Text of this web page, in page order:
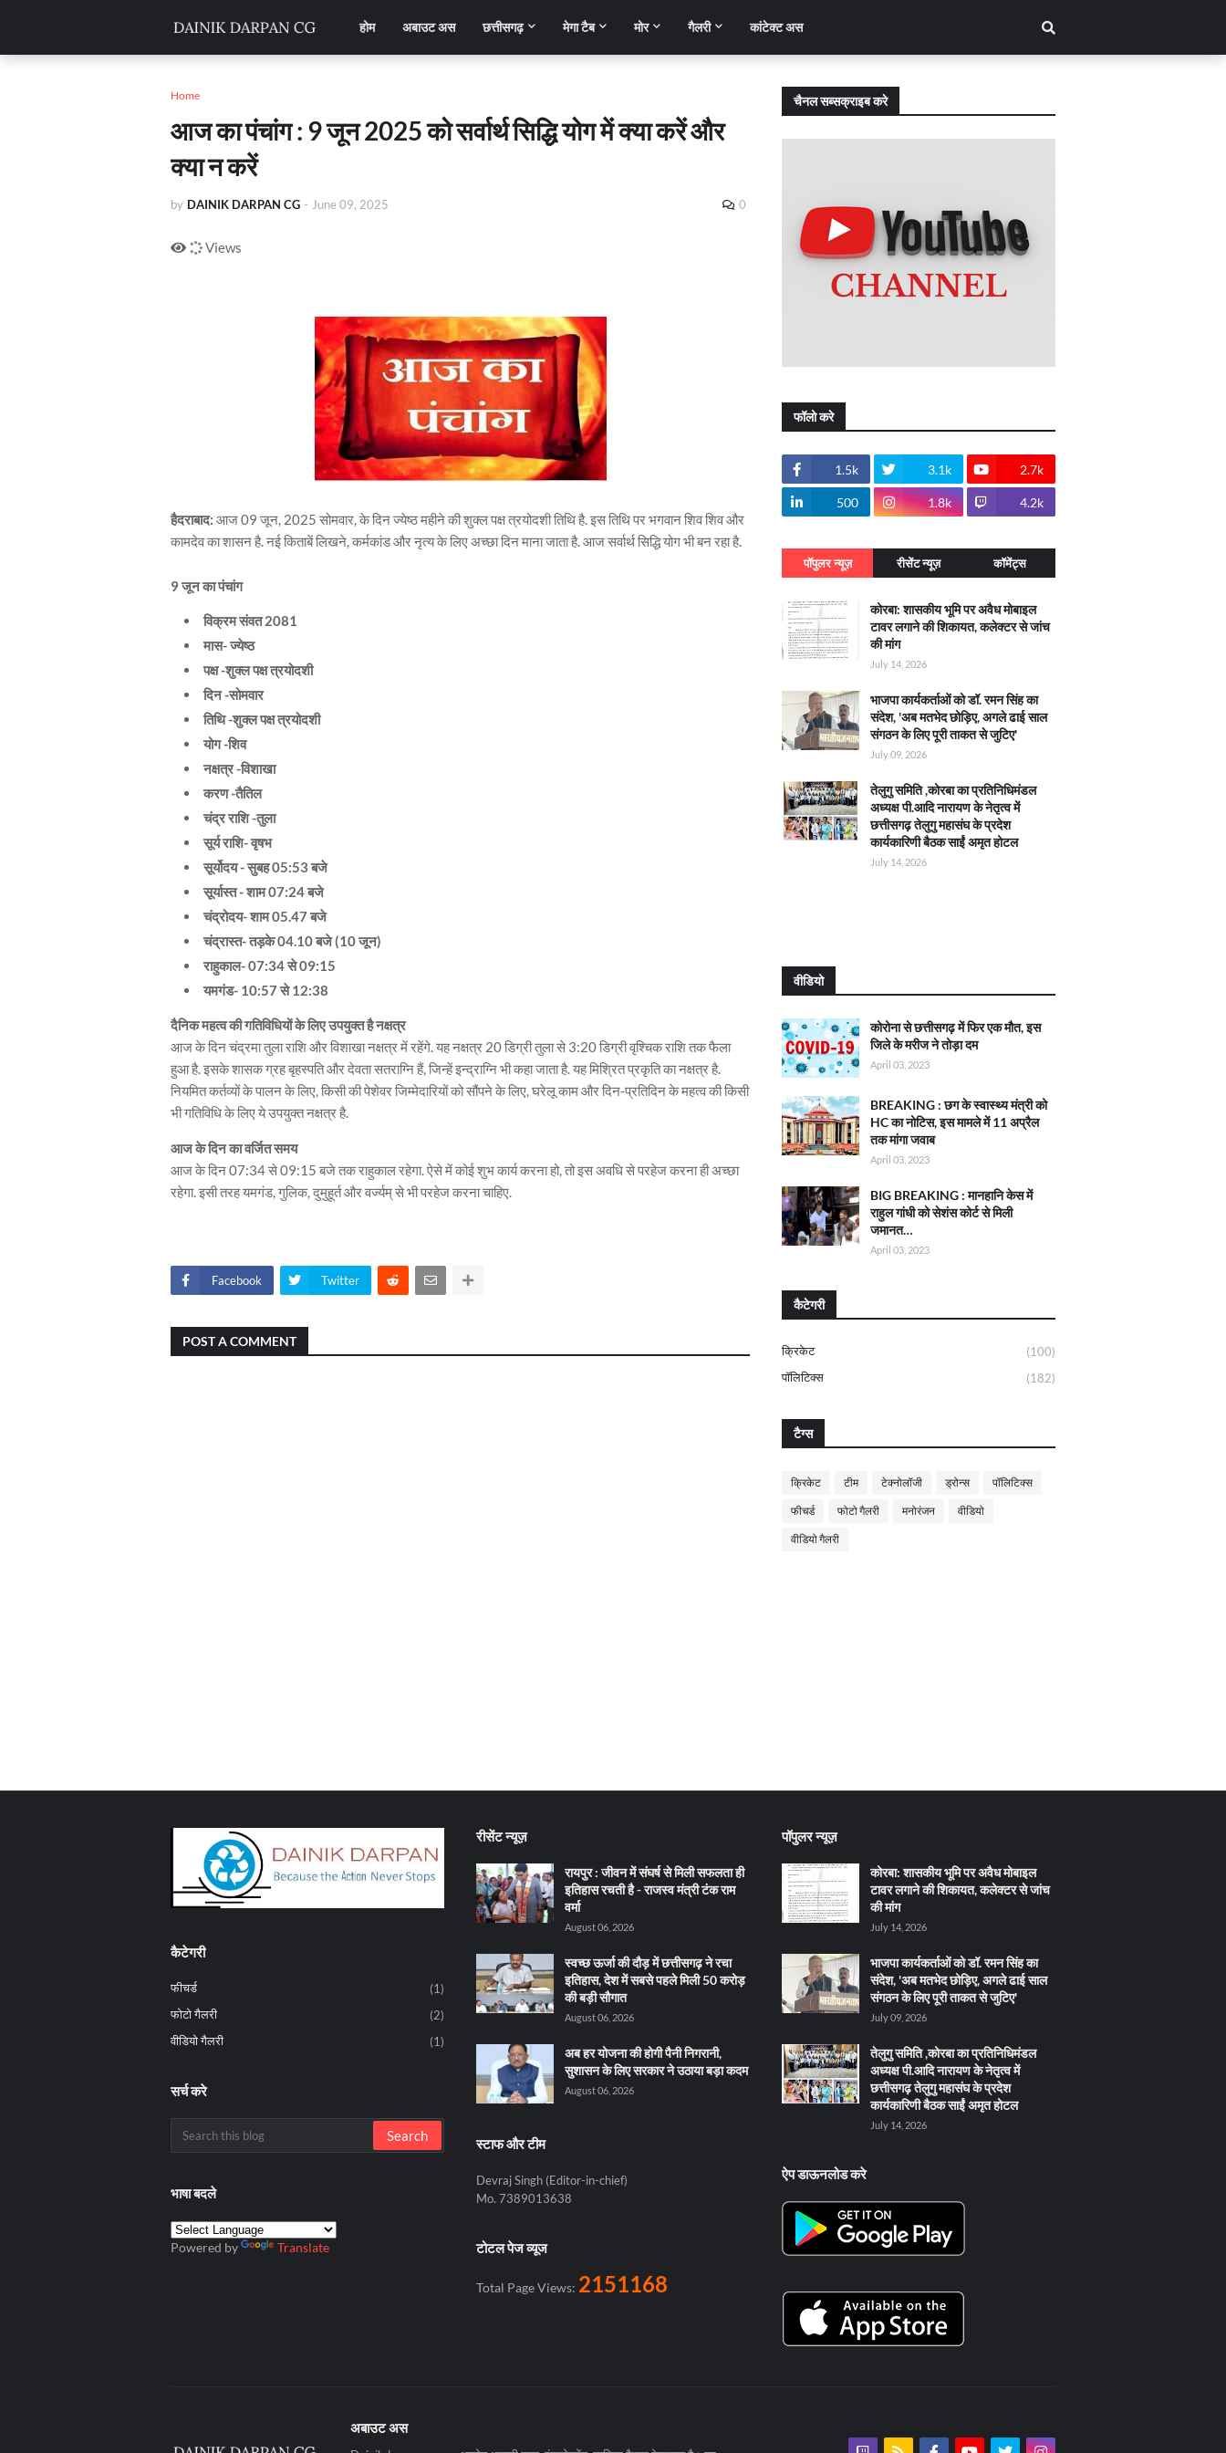
होम अबाउट अस छत्तीसगढ़ मेगा टैब मोर गैलरी कांटेक्ट अस
Home
आज का पंचांग : 9 जून 2025 को सर्वार्थ सिद्धि योग में क्या करें और
क्या न करें
by DAINIK DARPAN CG - June 09, 2025 0
Views
हैदराबाद: आज 09 जून, 2025 सोमवार, के दिन ज्येष्ठ महीने की शुक्ल पक्ष त्रयोदशी तिथि है. इस तिथि पर भगवान शिव शिव और
कामदेव का शासन है. नई किताबें लिखने, कर्मकांड और नृत्य के लिए अच्छा दिन माना जाता है. आज सर्वार्थ सिद्धि योग भी बन रहा है.
9 जून का पंचांग
विक्रम संवत 2081
मास- ज्येष्ठ
पक्ष -शुक्ल पक्ष त्रयोदशी
दिन -सोमवार
तिथि -शुक्ल पक्ष त्रयोदशी
योग -शिव
नक्षत्र -विशाखा
करण -तैतिल
चंद्र राशि -तुला
सूर्य राशि- वृषभ
सूर्योदय - सुबह 05:53 बजे
सूर्यास्त - शाम 07:24 बजे
चंद्रोदय- शाम 05.47 बजे
चंद्रास्त- तड़के 04.10 बजे (10 जून)
राहुकाल- 07:34 से 09:15
यमगंड- 10:57 से 12:38
दैनिक महत्व की गतिविधियों के लिए उपयुक्त है नक्षत्र
आज के दिन चंद्रमा तुला राशि और विशाखा नक्षत्र में रहेंगे. यह नक्षत्र 20 डिग्री तुला से 3:20 डिग्री वृश्चिक राशि तक फैला
हुआ है. इसके शासक ग्रह बृहस्पति और देवता सतराग्नि हैं, जिन्हें इन्द्राग्नि भी कहा जाता है. यह मिश्रित प्रकृति का नक्षत्र है.
नियमित कर्तव्यों के पालन के लिए, किसी की पेशेवर जिम्मेदारियों को सौंपने के लिए, घरेलू काम और दिन-प्रतिदिन के महत्व की किसी
भी गतिविधि के लिए ये उपयुक्त नक्षत्र है.
आज के दिन का वर्जित समय
आज के दिन 07:34 से 09:15 बजे तक राहुकाल रहेगा. ऐसे में कोई शुभ कार्य करना हो, तो इस अवधि से परहेज करना ही अच्छा
रहेगा. इसी तरह यमगंड, गुलिक, दुमुहूर्त और वर्ज्यम् से भी परहेज करना चाहिए.
Facebook Twitter
POST A COMMENT
चैनल सब्सक्राइब करे
फॉलो करे
1.5k 3.1k 2.7k
500 1.8k 4.2k
पॉपुलर न्यूज़ रीसेंट न्यूज़ कॉमेंट्स
कोरबा: शासकीय भूमि पर अवैध मोबाइल
टावर लगाने की शिकायत, कलेक्टर से जांच
की मांग
July 14, 2026
भाजपा कार्यकर्ताओं को डॉ. रमन सिंह का
संदेश, 'अब मतभेद छोड़िए, अगले ढाई साल
संगठन के लिए पूरी ताकत से जुटिए'
July 09, 2026
तेलुगु समिति ,कोरबा का प्रतिनिधिमंडल
अध्यक्ष पी.आदि नारायण के नेतृत्व में
छत्तीसगढ़ तेलुगु महासंघ के प्रदेश
कार्यकारिणी बैठक साईं अमृत होटल
July 14, 2026
वीडियो
कोरोना से छत्तीसगढ़ में फिर एक मौत, इस
जिले के मरीज ने तोड़ा दम
April 03, 2023
BREAKING : छग के स्वास्थ्य मंत्री को
HC का नोटिस, इस मामले में 11 अप्रैल
तक मांगा जवाब
April 03, 2023
BIG BREAKING : मानहानि केस में
राहुल गांधी को सेशंस कोर्ट से मिली
जमानत…
April 03, 2023
कैटेगरी
क्रिकेट
(100)
पॉलिटिक्स
(182)
टैग्स
क्रिकेट टीम टेक्नोलॉजी ड्रोन्स पॉलिटिक्स
फीचर्ड फोटो गैलरी मनोरंजन वीडियो
वीडियो गैलरी
कैटेगरी
फीचर्ड
(1)
फोटो गैलरी
(2)
वीडियो गैलरी
(1)
सर्च करे
भाषा बदले
Powered by Translate
रीसेंट न्यूज़
रायपुर : जीवन में संघर्ष से मिली सफलता ही
इतिहास रचती है - राजस्व मंत्री टंक राम
वर्मा
August 06, 2026
स्वच्छ ऊर्जा की दौड़ में छत्तीसगढ़ ने रचा
इतिहास, देश में सबसे पहले मिली 50 करोड़
की बड़ी सौगात
August 06, 2026
अब हर योजना की होगी पैनी निगरानी,
सुशासन के लिए सरकार ने उठाया बड़ा कदम
August 06, 2026
स्टाफ और टीम
Devraj Singh (Editor-in-chief)
Mo. 7389013638
टोटल पेज व्यूज
Total Page Views: 2151168
पॉपुलर न्यूज़
कोरबा: शासकीय भूमि पर अवैध मोबाइल
टावर लगाने की शिकायत, कलेक्टर से जांच
की मांग
July 14, 2026
भाजपा कार्यकर्ताओं को डॉ. रमन सिंह का
संदेश, 'अब मतभेद छोड़िए, अगले ढाई साल
संगठन के लिए पूरी ताकत से जुटिए'
July 09, 2026
तेलुगु समिति ,कोरबा का प्रतिनिधिमंडल
अध्यक्ष पी.आदि नारायण के नेतृत्व में
छत्तीसगढ़ तेलुगु महासंघ के प्रदेश
कार्यकारिणी बैठक साईं अमृत होटल
July 14, 2026
ऐप डाऊनलोड करे
अबाउट अस